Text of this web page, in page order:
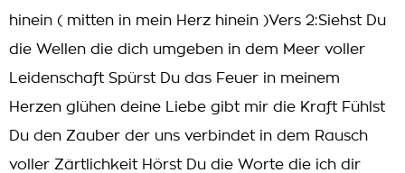
hinein ( mitten in mein Herz hinein )Vers 2:Siehst Du
die Wellen die dich umgeben in dem Meer voller
Leidenschaft Spürst Du das Feuer in meinem
Herzen glühen deine Liebe gibt mir die Kraft Fühlst
Du den Zauber der uns verbindet in dem Rausch
voller Zärtlichkeit Hörst Du die Worte die ich dir